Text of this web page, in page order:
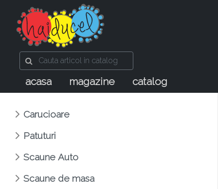
acasa magazine catalog
Carucioare
Patuturi
Scaune Auto
Scaune de masa